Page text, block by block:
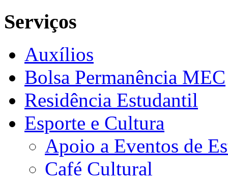
Serviços
Auxílios
Bolsa Permanência MEC
Residência Estudantil
Esporte e Cultura
Apoio a Eventos de
Café Cultural